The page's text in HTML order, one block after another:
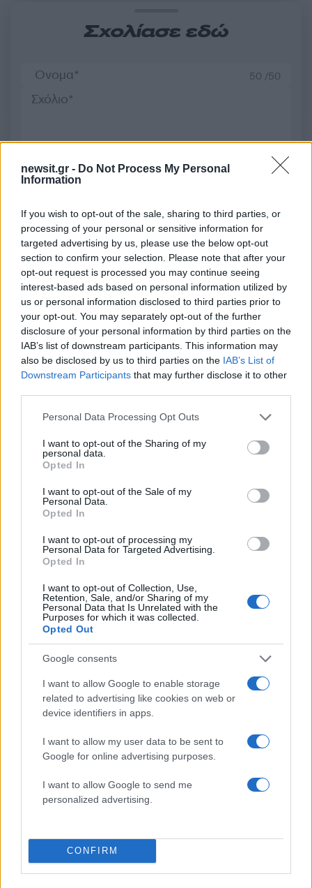
newsit.gr - Do Not Process My Personal
Information
If you wish to opt-out of the sale, sharing to third parties, or
processing of your personal or sensitive information for
targeted advertising by us, please use the below opt-out
section to confirm your selection. Please note that after your
opt-out request is processed you may continue seeing
interest-based ads based on personal information utilized by
us or personal information disclosed to third parties prior to
your opt-out. You may separately opt-out of the further
disclosure of your personal information by third parties on the
IAB’s list of downstream participants. This information may
also be disclosed by us to third parties on the IAB’s List of
Downstream Participants that may further disclose it to other
Please note that this website/app uses one or more Google
not limited to your visit or usage behaviour. You may click to
grant or deny consent to Google and its third-party tags to
use your data for below specified purposes in below Google
consent section.
Personal Data Processing Opt Outs
I want to opt-out of the Sharing of my
personal data.
Opted In
I want to opt-out of the Sale of my
Personal Data.
Opted In
I want to opt-out of processing my
Personal Data for Targeted Advertising.
Opted In
I want to opt-out of Collection, Use,
Retention, Sale, and/or Sharing of my
Personal Data that Is Unrelated with the
Purposes for which it was collected.
Opted Out
Google consents
I want to allow Google to enable storage
related to advertising like cookies on web or
device identifiers in apps.
I want to allow my user data to be sent to
Google for online advertising purposes.
I want to allow Google to send me
personalized advertising.
CONFIRM
Σχολίασε εδώ
50 /50
2000 /2000
Όροι Χρήσης. Το site προστατεύεται από reCAPTCHA, ισχύουν
Πολιτική Απορρήτου &Όροι Χρήσηςτης Google.
Πολιτική
ΔΙΚΗ
ΠΟΛΙΤΙΚΑ ΠΡΟΣΩΠΑ
ΤΡΟΠΟΛΟΓΙΑ
Share:
Ακολουθήστε το Νewsit.gr στοGoogle Newsκαι
ενημερωθείτε πρώτοι για όλη την ειδησεογραφία και τα
τελευταία νέατης ημέρας
Πιο δημοφιλή
Τουρισμός για Όλους 2026: Σήμερα ανοίγει
η πλατφόρμα – Ποια ΑΦΜ προηγούνται
στις αιτήσεις
Κυψέλη: Ο περίεργος ηλικιωμένος και το
ταξίδι στην Αράχωβα – Όσα ισχυρίστηκε ο
26χρονος για τον θάνατο της Βρετανίδας
Η φωτιά στη Δυτική Αττική, από την
κορυφή του Κιθαιρώνα – Το εντυπωσιακό
timelapse βίντεο
Νέο κύμα ζέστης από το Σαββατοκύριακο
με 40άρια - Πολύ υψηλός κίνδυνος
πυρκαγιάς σε Αττική, Εύβοια, Λέσβο και
Μύκονος: Βίντεο με τους αστυνομικούς να
εντοπίζουν την τσάντα Hermès και το
Rolex όπου άρπαξε Έλληνας οδηγός από
Πιο σχολιασμένα
Μητσοτάκης στην υπογραφή συμφωνίας
είσοδος της Meridiam στην GSI
Το τελευταίο αντίο στον Γιάννη
Βαρβιτσιώτη: «Ήταν φτιαγμένος από